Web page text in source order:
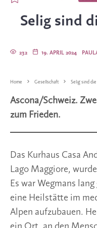
Selig sind
19. APRIL 2024
232
Home Gesellschaft Selig sind
Ascona/Schweiz.
zum Frieden.
Das Kurhaus Casa
Lago Maggiore,
Es war Wegmans
eine Heilstätte im
Alpen aufzubauen.